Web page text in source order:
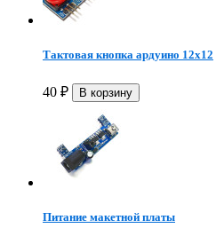
Тактовая кнопка ардуино 12x12
40 ₽
Питание макетной платы